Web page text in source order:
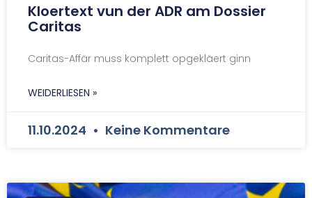
Kloertext vun der ADR am Dossier
Caritas
Caritas-Affär muss komplett opgekläert ginn
WEIDERLIESEN »
11.10.2024 Keine Kommentare